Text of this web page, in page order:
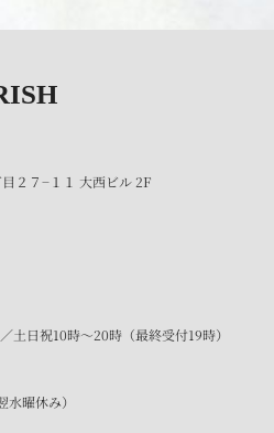
２７−１１ 大西ビル 2F
土日祝10時～20時（最終受付19時）
曜休み）